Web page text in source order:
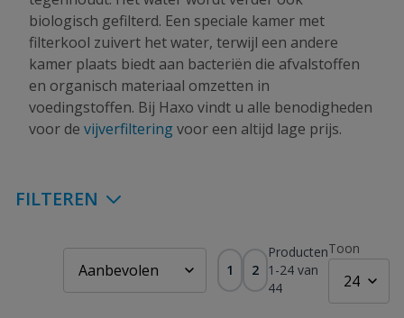
biologisch gefilterd. Een speciale kamer met
filterkool zuivert het water, terwijl een andere
kamer plaats biedt aan bacteriën die afvalstoffen
en organisch materiaal omzetten in
voedingstoffen. Bij Haxo vindt u alle benodigheden
voor de vijverfilteringvoor een altijd lage prijs.
FILTEREN
Producten
1 -24 van
44
1 2
Toon